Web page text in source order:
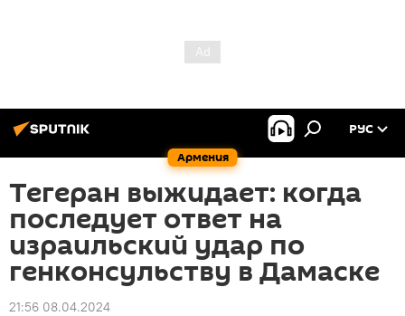
Армения
РУС
Тегеран выжидает: когда
последует ответ на
израильский удар по
генконсульству в Дамаске
21:56 08.04.2024